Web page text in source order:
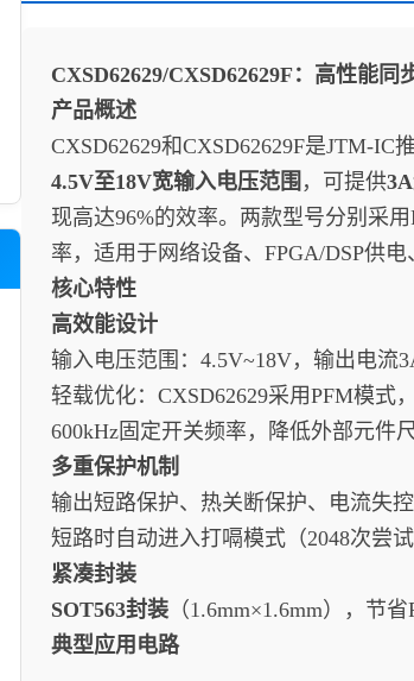
CXSD62629/CXSD62629F：高性能同
产品概述
CXSD62629和CXSD62629F是JTM-
4.5V至18V宽输入电压范围 ‌，可提供‌
现高达96%的效率。两款型号分别采
率，适用于网络设备、FPGA/DSP供电
核心特性
高效能设计
输入电压范围：4.5V~18V，输出电流
轻载优化：CXSD62629采用PFM模式
600kHz固定开关频率，降低外部元件尺
多重保护机制
输出短路保护、热关断保护、电流失
短路时自动进入打嗝模式（2048次尝
紧凑封装
SOT563封装 （1.6mm×1.6mm），节
典型应用电路